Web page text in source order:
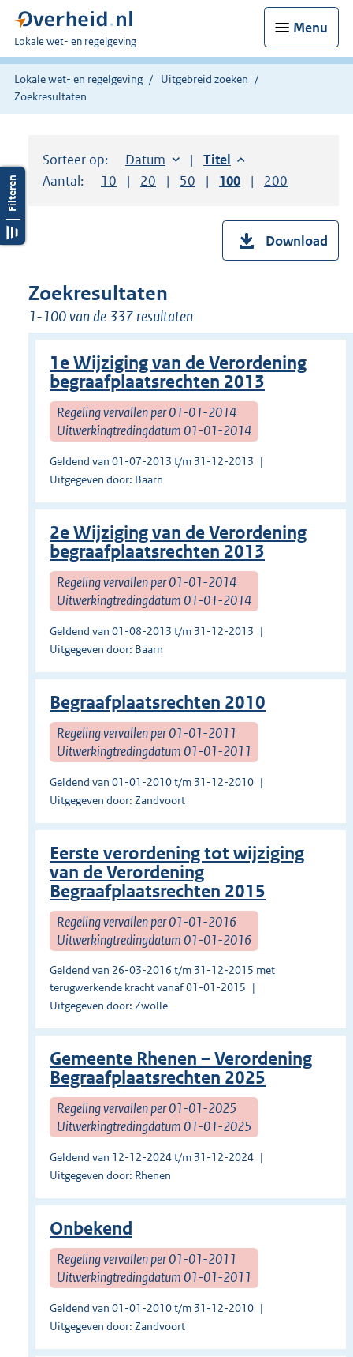
Menu
U
bent
hier:
Lokale wet- en regelgeving
Lokale wet- en regelgeving
Uitgebreid zoeken
Zoekresultaten
Sorteer op: Sorteer op:
Datum aflopendSorteer op:
Titel aflopend
Aantal:
Toon
10 resultaten per pagina
Toon
20 resultaten per pagina
Toon
50 resultaten per pagina
Toon
100 resultaten per
Toon
200
Download
Zoekresultaten
1-100 van de 337 resultaten
1e Wijziging van de Verordening
begraafplaatsrechten 2013
Regeling vervallen per 01-01-2014
Uitwerkingtredingdatum 01-01-2014
Geldend van 01-07-2013 t/m 31-12-2013
Uitgegeven door: Baarn
2e Wijziging van de Verordening
begraafplaatsrechten 2013
Regeling vervallen per 01-01-2014
Uitwerkingtredingdatum 01-01-2014
Geldend van 01-08-2013 t/m 31-12-2013
Uitgegeven door: Baarn
Begraafplaatsrechten 2010
Regeling vervallen per 01-01-2011
Uitwerkingtredingdatum 01-01-2011
Geldend van 01-01-2010 t/m 31-12-2010
Uitgegeven door: Zandvoort
Eerste verordening tot wijziging
van de Verordening
Begraafplaatsrechten 2015
Regeling vervallen per 01-01-2016
Uitwerkingtredingdatum 01-01-2016
Geldend van 26-03-2016 t/m 31-12-2015 met
terugwerkende kracht vanaf 01-01-2015
Uitgegeven door: Zwolle
Gemeente Rhenen – Verordening
Begraafplaatsrechten 2025
Regeling vervallen per 01-01-2025
Uitwerkingtredingdatum 01-01-2025
Geldend van 12-12-2024 t/m 31-12-2024
Uitgegeven door: Rhenen
Onbekend
Regeling vervallen per 01-01-2011
Uitwerkingtredingdatum 01-01-2011
Geldend van 01-01-2010 t/m 31-12-2010
Uitgegeven door: Zandvoort